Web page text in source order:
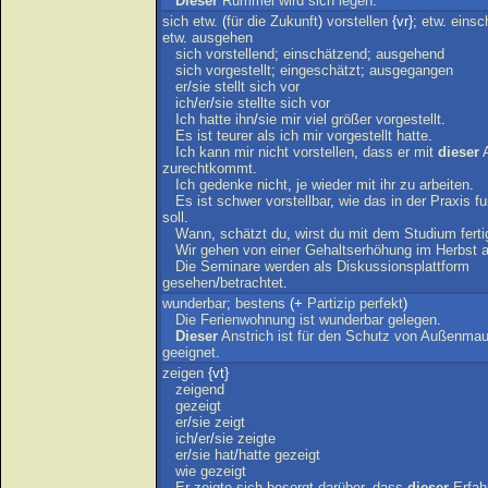
sich etw. (für die Zukunft) vorstellen {vr}; etw.
etw. ausgehen
sich vorstellend; einschätzend; ausgehend
sich vorgestellt; eingeschätzt; ausgegangen
er/sie stellt sich vor
ich/er/sie stellte sich vor
Ich hatte ihn/sie mir viel größer vorgestellt.
Es ist teurer als ich mir vorgestellt hatte.
Ich kann mir nicht vorstellen, dass er mit dieser
zurechtkommt.
Ich gedenke nicht, je wieder mit ihr zu arbeiten.
Es ist schwer vorstellbar, wie das in der Praxis
soll .
Wann, schätzt du, wirst du mit dem Studium
Wir gehen von einer Gehaltserhöhung im Herbst
Die Seminare werden als Diskussionsplattform
gesehen/betrachtet.
wunderbar; bestens (+ Partizip perfekt)
Die Ferienwohnung ist wunderbar gelegen.
Dieser Anstrich ist für den Schutz von
geeignet.
zeigen {vt}
zeigend
gezeigt
er/sie zeigt
ich/er/sie zeigte
er/sie hat/hatte gezeigt
wie gezeigt